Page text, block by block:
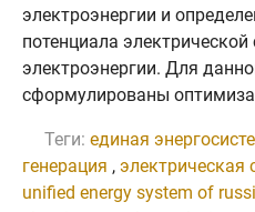
электроэнергии и
потенциала электрической
электроэнергии. Для
сформулированы
Теги: единая
генерация , электрическая
unified energy system of